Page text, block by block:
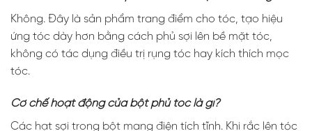
Không. Đây là sản phẩm trang điểm cho tóc, tạo hiệu
ứng tóc dày hơn bằng cách phủ sợi lên bề mặt tóc,
không có tác dụng điều trị rụng tóc hay kích thích mọc
tóc.
Cơ chế hoạt động của bột phủ tóc là gì?
Các hạt sợi trong bột mang điện tích tĩnh. Khi rắc lên tóc